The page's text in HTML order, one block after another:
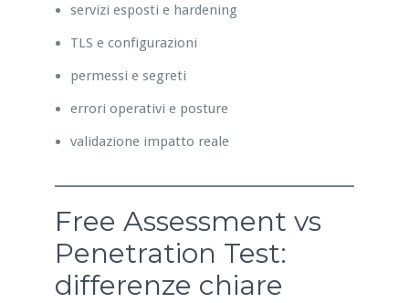
servizi esposti e hardening
TLS e configurazioni
permessi e segreti
errori operativi e posture
validazione impatto reale
Free Assessment vs
Penetration Test:
differenze chiare